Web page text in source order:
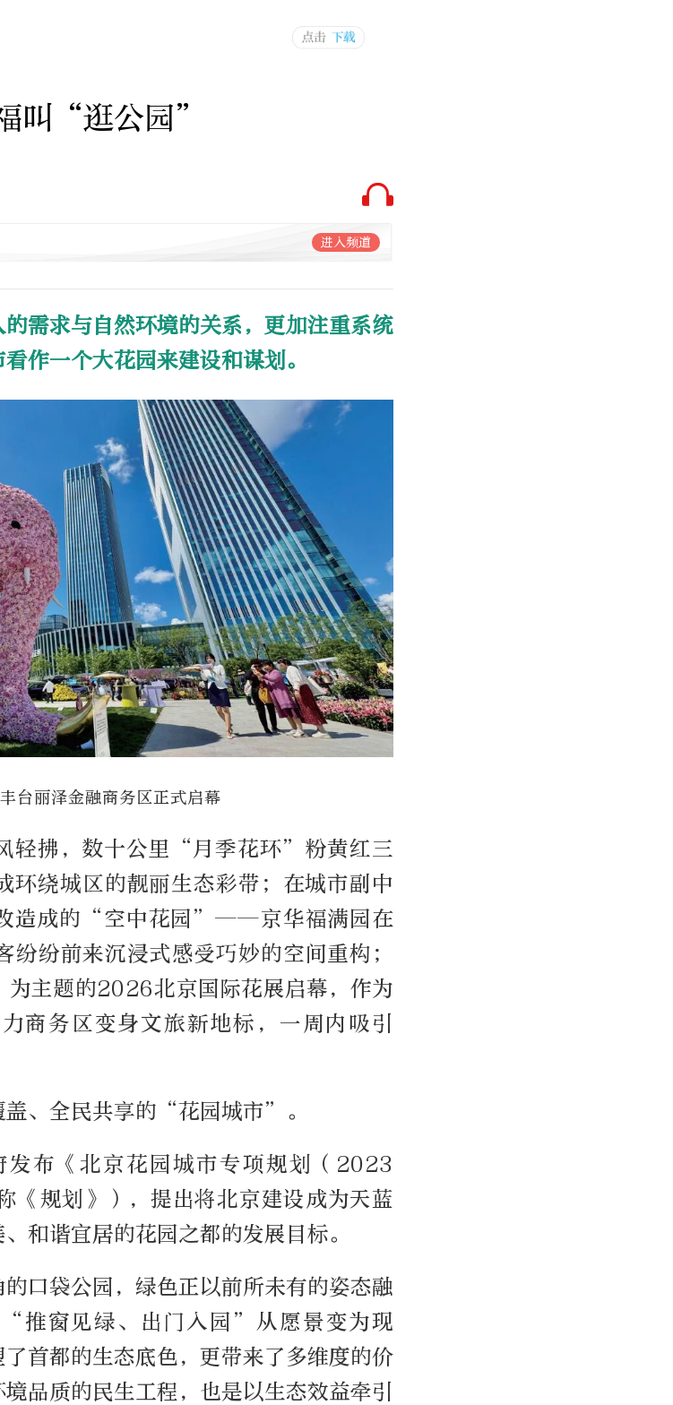
叫“逛公园”
进入频道
需求与自然环境的关系，更加注重系统
作一个大花园来建设和谋划。
台丽泽金融商务区正式启幕
轻拂，数十公里“月季花环”粉黄红三
环绕城区的靓丽生态彩带；在城市副中
造成的“空中花园”——京华福满园在
纷前来沉浸式感受巧妙的空间重构；
主题的2026北京国际花展启幕，作为
商务区变身文旅新地标，一周内吸引
、全民共享的“花园城市”。
布《北京花园城市专项规划（2023
规划》），提出将北京建设成为天蓝
和谐宜居的花园之都的发展目标。
口袋公园，绿色正以前所未有的姿态融
“推窗见绿、出门入园”从愿景变为现
首都的生态底色，更带来了多维度的价
品质的民生工程，也是以生态效益牵引